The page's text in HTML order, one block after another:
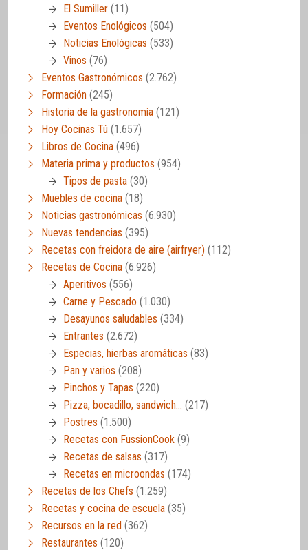
El Sumiller (11)
Eventos Enológicos (504)
Noticias Enológicas (533)
Vinos (76)
Eventos Gastronómicos (2.762)
Formación (245)
Historia de la gastronomía (121)
Hoy Cocinas Tú (1.657)
Libros de Cocina (496)
Materia prima y productos (954)
Tipos de pasta (30)
Muebles de cocina (18)
Noticias gastronómicas (6.930)
Nuevas tendencias (395)
Recetas con freidora de aire (airfryer) (112)
Recetas de Cocina (6.926)
Aperitivos (556)
Carne y Pescado (1.030)
Desayunos saludables (334)
Entrantes (2.672)
Especias, hierbas aromáticas (83)
Pan y varios (208)
Pinchos y Tapas (220)
Pizza, bocadillo, sandwich… (217)
Postres (1.500)
Recetas con FussionCook (9)
Recetas de salsas (317)
Recetas en microondas (174)
Recetas de los Chefs (1.259)
Recetas y cocina de escuela (35)
Recursos en la red (362)
Restaurantes (120)